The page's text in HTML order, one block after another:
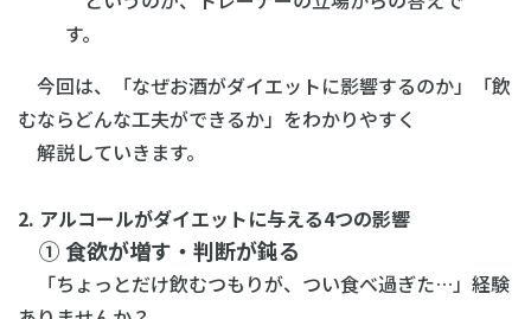
す。
今回は、「なぜお酒がダイエットに影響するのか」「飲
むならどんな工夫ができるか」をわかりやすく
解説していきます。
2. アルコールがダイエットに与える4つの影響
① 食欲が増す・判断が鈍る
「ちょっとだけ飲むつもりが、つい食べ過ぎた…」経験